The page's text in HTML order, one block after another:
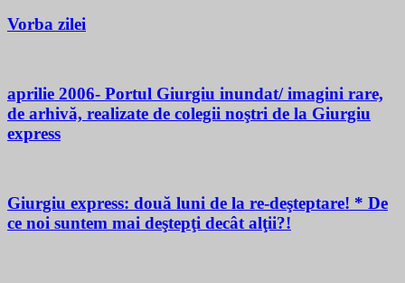
Vorba zilei
aprilie 2006- Portul Giurgiu inundat/ imagini rare,
de arhivă, realizate de colegii noştri de la Giurgiu
express
Giurgiu express: două luni de la re-deşteptare! * De
ce noi suntem mai deştepţi decât alţii?!